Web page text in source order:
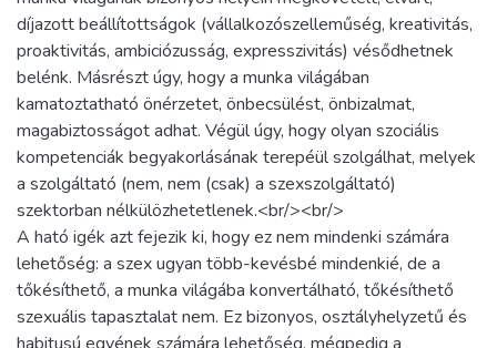
díjazott beállítottságok (vállalkozószelleműség, kreativitás,
proaktivitás, ambiciózusság, expresszivitás) vésődhetnek
belénk. Másrészt úgy, hogy a munka világában
kamatoztatható önérzetet, önbecsülést, önbizalmat,
magabiztosságot adhat. Végül úgy, hogy olyan szociális
kompetenciák begyakorlásának terepéül szolgálhat, melyek
a szolgáltató (nem, nem (csak) a szexszolgáltató)
szektorban nélkülözhetetlenek.<br/><br/>
A ható igék azt fejezik ki, hogy ez nem mindenki számára
lehetőség: a szex ugyan több-kevésbé mindenkié, de a
tőkésíthető, a munka világába konvertálható, tőkésíthető
szexuális tapasztalat nem. Ez bizonyos, osztályhelyzetű és